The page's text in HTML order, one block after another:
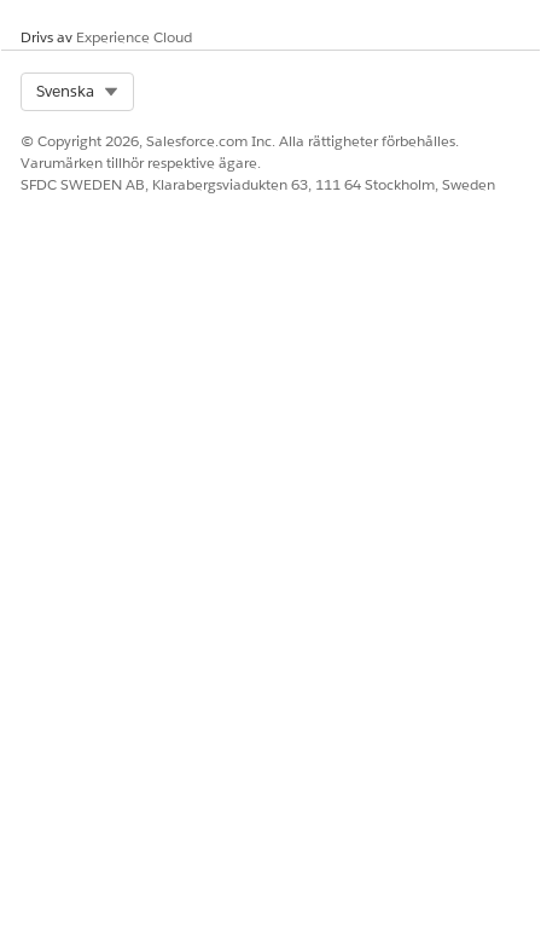
LÖSTE DENNA ARTIKEL DITT PROBLEM?
Ja
Drivs av Experience Cloud
Svenska
© Copyright 2026, Salesforce.com Inc. Alla rättigheter förbehålles.
Varumärken tillhör respektive ägare.
SFDC SWEDEN AB, Klarabergsviadukten 63, 111 64 Stockholm, Sweden